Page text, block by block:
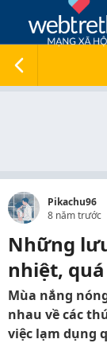
Pikachu96
8 năm trước
Những
nhiệt,
Mùa nắng
nhau về các
việc lạm dụng